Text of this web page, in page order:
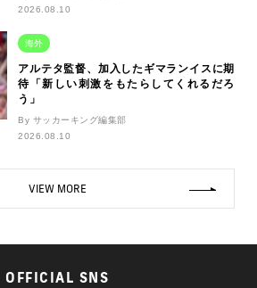
2026.08.10
海外
アルテタ監督、加入したギマランイスに期
待「新しい刺激をもたらしてくれるだろ
う」
By サッカーキング編集部
2026.08.10
VIEW MORE
OFFICIAL SNS